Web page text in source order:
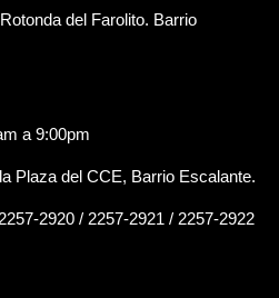
del Farolito. Barrio
a 9:00pm
Plaza del CCE, Barrio Escalante.
2920 / 2257-2921 / 2257-2922